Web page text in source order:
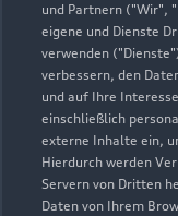
und Partnern ("Wir",
eigene und Dienste
verwenden
verbessern, den
und auf Ihre
einschließlich
externe Inhalte ein,
Hierdurch werden
Servern von Dritten
Daten von Ihrem
Service